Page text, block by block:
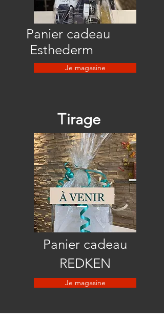
Panier cadeau
Esthederm
Je magasine
Tirage
Panier cadeau
REDKEN
Je magasine